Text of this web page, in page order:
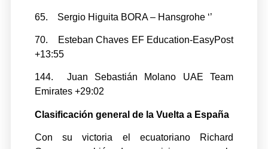
65. Sergio Higuita BORA – Hansgrohe ‘’
70. Esteban Chaves EF Education-EasyPost
+13:55
144. Juan Sebastián Molano UAE Team
Emirates +29:02
Clasificación general de la Vuelta a España
Con su victoria el ecuatoriano Richard